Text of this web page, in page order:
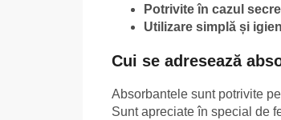
Potrivite în cazul
Utilizare simplă și
Cui se adresează
Absorbantele sunt potrivite
Sunt apreciate în special de